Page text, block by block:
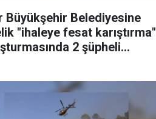
Büyükşehir Belediyesine
"ihaleye fesat karıştırma"
2 şüpheli